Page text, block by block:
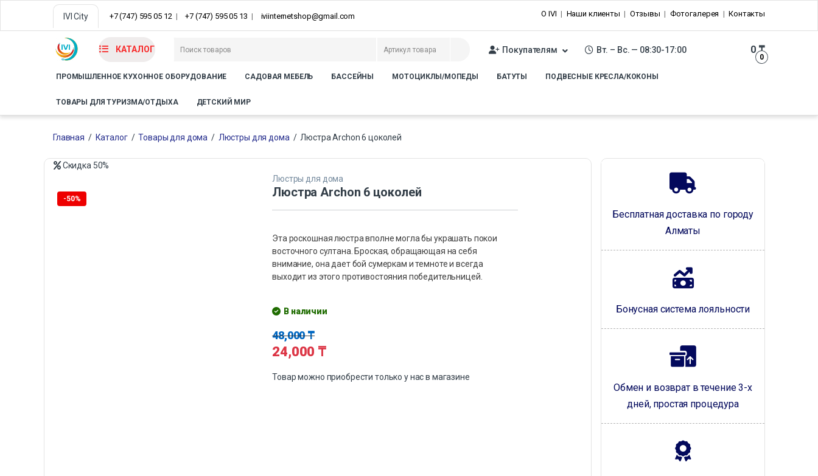
IVI City +7 (747) 595 05 12 +7 (747) 595 05 13 iviinternetshop@gmail.com О IVI Наши клиенты Отзывы Фотогалерея Контакты
КАТАЛОГ Покупателям Вт. – Вс. — 08:30-17:00
0
0₸
ПРОМЫШЛЕННОЕ КУХОННОЕ ОБОРУДОВАНИЕ САДОВАЯ МЕБЕЛЬ БАССЕЙНЫ МОТОЦИКЛЫ/МОПЕДЫ БАТУТЫ ПОДВЕСНЫЕ КРЕСЛА/КОКОНЫ
ТОВАРЫ ДЛЯ ТУРИЗМА/ОТДЫХА ДЕТСКИЙ МИР
Главная / Каталог / Товары для дома / Люстры для дома / Люстра Archon 6 цоколей
Скидка 50%
-50%
Люстры для дома
Люстра Archon 6 цоколей
Эта роскошная люстра вполне могла бы украшать покои
восточного султана. Броская, обращающая на себя
внимание, она дает бой сумеркам и темноте и всегда
выходит из этого противостояния победительницей.
В наличии
48,000₸
24,000 ₸
Товар можно приобрести только у нас в магазине
Бесплатная доставка по городу
Алматы
Бонусная система лояльности
Обмен и возврат в течение 3-х
дней, простая процедура